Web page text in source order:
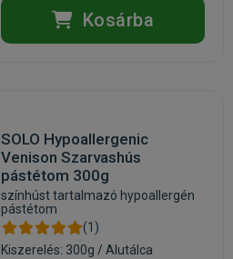
Kosárba
SOLO Hypoallergenic
Venison Szarvashús
pástétom 300g
színhúst tartalmazó hypoallergén
pástétom
(1)
Kiszerelés: 300g / Alutálca